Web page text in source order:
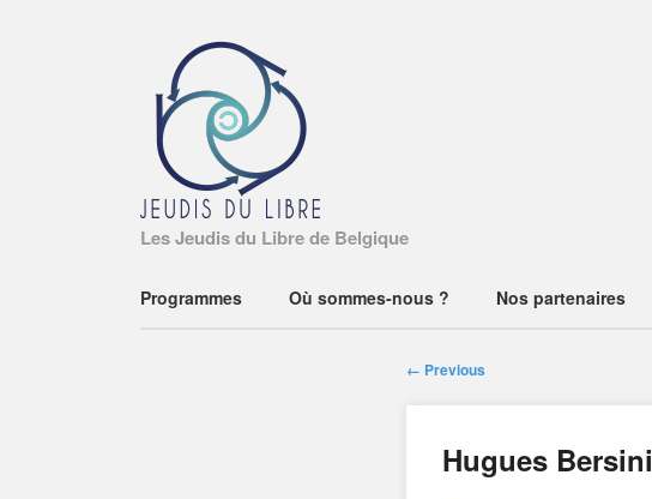
Les Jeudis du Libre de Belgique
Main menu
Skip
Programmes Où sommes-nous ? Nos partenaires
← Previous
Hugues Bersini